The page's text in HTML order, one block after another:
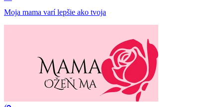
Moja mama varí lepšie ako tvoja